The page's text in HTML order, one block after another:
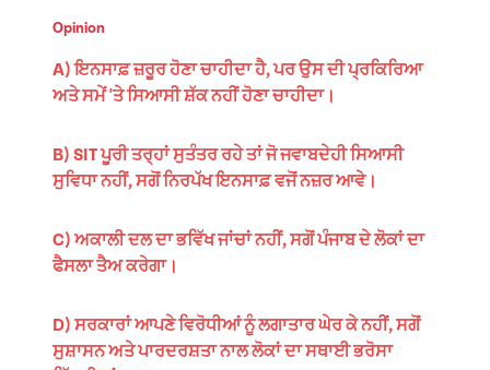
Opinion
A) ਇਨਸਾਫ਼ ਜ਼ਰੂਰ ਹੋਣਾ ਚਾਹੀਦਾ ਹੈ, ਪਰ ਉਸ ਦੀ ਪ੍ਰਕਿਰਿਆ
ਅਤੇ ਸਮੇਂ 'ਤੇ ਸਿਆਸੀ ਸ਼ੱਕ ਨਹੀਂ ਹੋਣਾ ਚਾਹੀਦਾ।
B) SIT ਪੂਰੀ ਤਰ੍ਹਾਂ ਸੁਤੰਤਰ ਰਹੇ ਤਾਂ ਜੋ ਜਵਾਬਦੇਹੀ ਸਿਆਸੀ
ਸੁਵਿਧਾ ਨਹੀਂ, ਸਗੋਂ ਨਿਰਪੱਖ ਇਨਸਾਫ਼ ਵਜੋਂ ਨਜ਼ਰ ਆਵੇ।
C) ਅਕਾਲੀ ਦਲ ਦਾ ਭਵਿੱਖ ਜਾਂਚਾਂ ਨਹੀਂ, ਸਗੋਂ ਪੰਜਾਬ ਦੇ ਲੋਕਾਂ ਦਾ
ਫੈਸਲਾ ਤੈਅ ਕਰੇਗਾ।
D) ਸਰਕਾਰਾਂ ਆਪਣੇ ਵਿਰੋਧੀਆਂ ਨੂੰ ਲਗਾਤਾਰ ਘੇਰ ਕੇ ਨਹੀਂ, ਸਗੋਂ
ਸੁਸ਼ਾਸਨ ਅਤੇ ਪਾਰਦਰਸ਼ਤਾ ਨਾਲ ਲੋਕਾਂ ਦਾ ਸਥਾਈ ਭਰੋਸਾ